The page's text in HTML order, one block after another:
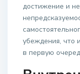
достижение и
убеждения, что
в первую